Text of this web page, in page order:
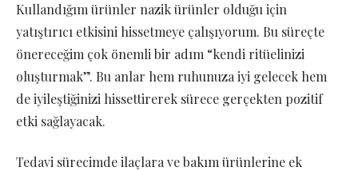
Kullandığım ürünler nazik ürünler olduğu için
yatıştırıcı etkisini hissetmeye çalışıyorum. Bu süreçte
önereceğim çok önemli bir adım “kendi ritüelinizi
oluşturmak”. Bu anlar hem ruhunuza iyi gelecek hem
de iyileştiğinizi hissettirerek sürece gerçekten pozitif
etki sağlayacak.
Tedavi sürecimde ilaçlara ve bakım ürünlerine ek